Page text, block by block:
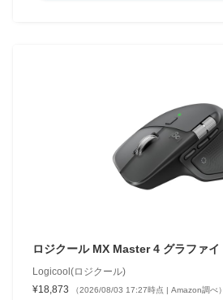
ロジクール MX Master 4 グラファイ
Logicool(ロジクール)
¥18,873
（2026/08/03 17:27時点 | Amazon調べ）